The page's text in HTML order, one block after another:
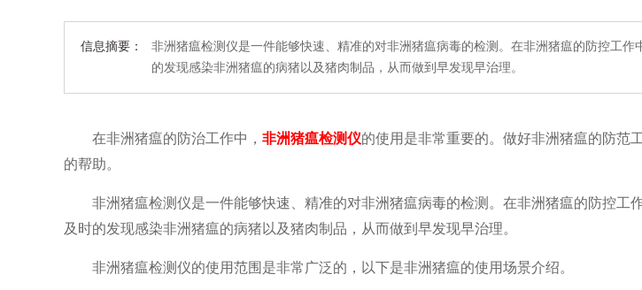
信息摘要：
非洲猪瘟检测仪是一件能够快速、精准的对非洲猪瘟病毒的检测。在非洲猪瘟的防控工
的发现感染非洲猪瘟的病猪以及猪肉制品，从而做到早发现早治理。
在非洲猪瘟的防治工作中， 非洲猪瘟检测仪的使用是非常重要的。做好非洲猪瘟的防范
的帮助。
非洲猪瘟检测仪是一件能够快速、精准的对非洲猪瘟病毒的检测。在非洲猪瘟的防控工
及时的发现感染非洲猪瘟的病猪以及猪肉制品，从而做到早发现早治理。
非洲猪瘟检测仪的使用范围是非常广泛的，以下是非洲猪瘟的使用场景介绍。